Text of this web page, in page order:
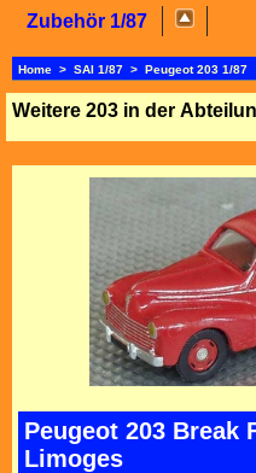
Zubehör 1/87
Home > SAI 1/87 > Peugeot 203 1/87
Weitere 203 in der
Peugeot 203 Break
Limoges